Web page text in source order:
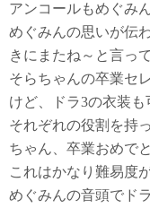
アンコールもめぐみ
めぐみんの思いが伝
きにまたね～と言っ
そらちゃんの卒業セ
けど、ドラ3の衣装も
それぞれの役割を持
ちゃん、卒業おめで
これはかなり難易度
めぐみんの音頭でド